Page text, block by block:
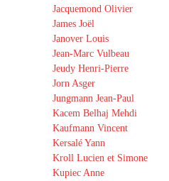
Jacquemond Olivier
James Joël
Janover Louis
Jean-Marc Vulbeau
Jeudy Henri-Pierre
Jorn Asger
Jungmann Jean-Paul
Kacem Belhaj Mehdi
Kaufmann Vincent
Kersalé Yann
Kroll Lucien et Simone
Kupiec Anne